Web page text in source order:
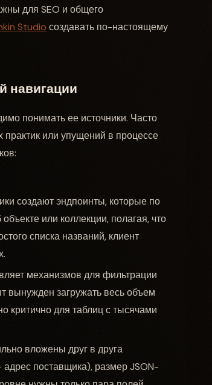
для SEO и общего
Studio создавать по-настоящему
навигации
понимать ее источники. Часто
или упущений в процессе
создают эндпоинты, которые по
или коллекции, полагая, что
списка названий, клиент
механизмов для фильтрации
вынужден загружать весь объем
критично для таблиц с тысячами
вложены друг в друга
поставщика), размер JSON-